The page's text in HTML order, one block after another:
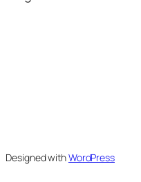
Designed withWordPress